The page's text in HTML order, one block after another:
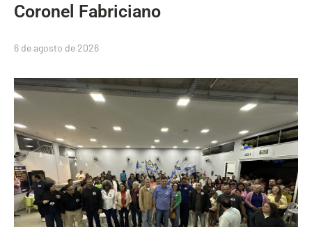
Coronel Fabriciano
6 de agosto de 2026